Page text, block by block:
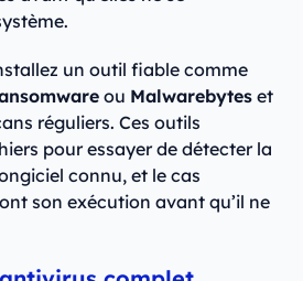
un outil fiable comme
ou Malwarebytes et
réguliers. Ces outils
pour essayer de détecter la
connu, et le cas
son exécution avant qu’il ne